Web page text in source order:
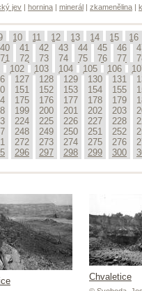
jev | hornina | minerál | zkamenělina |
10 11 12 13 14 15
16
40 41 42 43 44 45 46
71 72 73 74 75 76 77
102 103 104 105 106
127 128 129 130 131
151 152 153 154 155
175 176 177 178 179
199 200 201 202 203
224 225 226 227 228
248 249 250 251 252
272 273 274 275 276
296 297 298 299 300
Chvaletice